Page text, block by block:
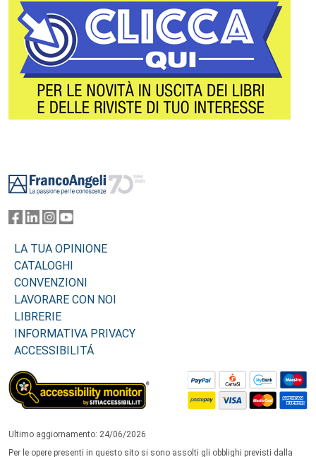
LA TUA OPINIONE
CATALOGHI
CONVENZIONI
LAVORARE CON NOI
LIBRERIE
INFORMATIVA PRIVACY
ACCESSIBILITÁ
Ultimo aggiornamento: 24/06/2026
Per le opere presenti in questo sito si sono assolti gli obblighi previsti dalla